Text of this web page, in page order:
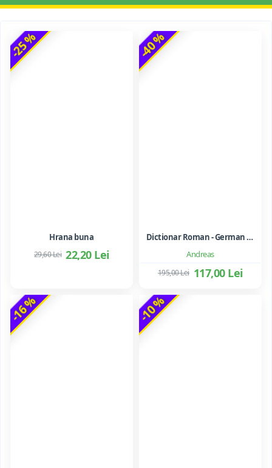
-25 %
Hrana buna
22,20 Lei
29,60 Lei
-40 %
Andreas
Dictionar Roman - German - Mihai Anutei
117,00 Lei
195,00 Lei
-16 % -10 %